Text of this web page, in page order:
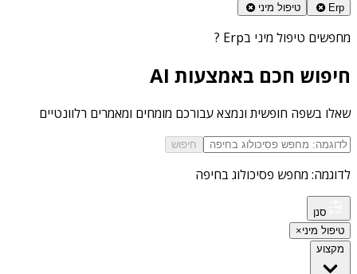
Erp טיפול מיני
מחפשים טיפול מיני בErp ?
חיפוש חכם באמצעות AI
שאלו בשפה חופשית ונמצא עבורכם מומחים ומאמרים רלוונטיים
חיפוש
לדוגמה: מחפש פסיכולוג בחיפה
סנן
טיפול מיני×
מקצוע